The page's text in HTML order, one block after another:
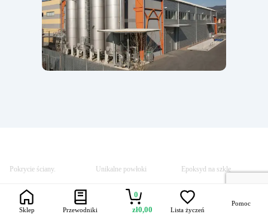
Pokrycie ściany. Unikalne powłoki Epoksyd na szkle
Epoksyd do półek Stałe epoksydowe
Sklep Przewodniki
0
zł0,00 Lista życzeń
Pomoc